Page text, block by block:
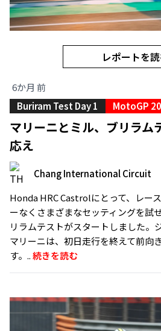
レポートを
6か月 前
Buriram Test Day 1
MotoGP
マリーニとミル、ブリラム
応え
Chang International Circuit
Honda HRC Castrolにとって、レー
ーなくさまざまなセッティングを試
リラムテストがスタートしました。
マリーニは、初日走行を終えて前向
す。..続きを読む